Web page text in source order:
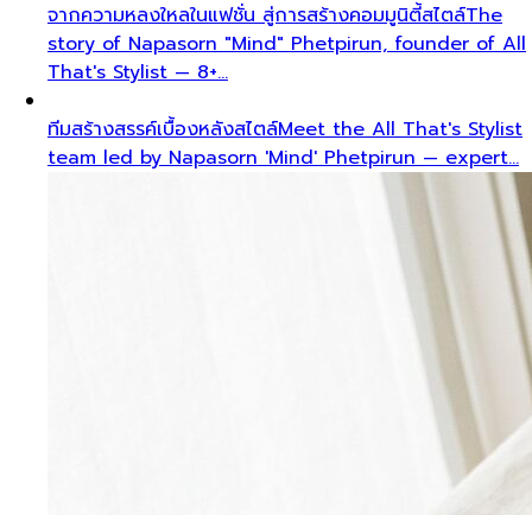
จากความหลงใหลในแฟชั่น สู่การสร้างคอมมูนิตี้สไตล์The
story of Napasorn "Mind" Phetpirun, founder of All
That's Stylist — 8+…
ทีมสร้างสรรค์เบื้องหลังสไตล์Meet the All That's Stylist
team led by Napasorn 'Mind' Phetpirun — expert…